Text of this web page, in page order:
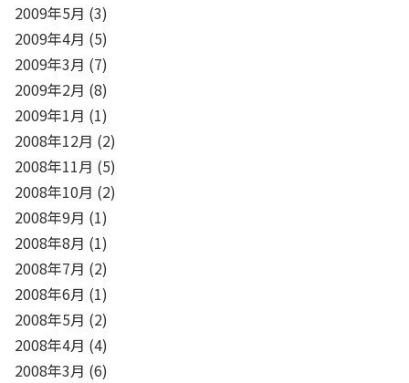
2009年5月 (3)
2009年4月 (5)
2009年3月 (7)
2009年2月 (8)
2009年1月 (1)
2008年12月 (2)
2008年11月 (5)
2008年10月 (2)
2008年9月 (1)
2008年8月 (1)
2008年7月 (2)
2008年6月 (1)
2008年5月 (2)
2008年4月 (4)
2008年3月 (6)